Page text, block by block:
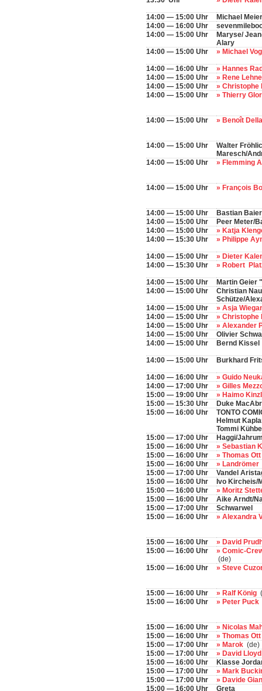
14:00 — 15:00 Uhr
Michael Meier
14:00 — 16:00 Uhr
14:00 — 15:00 Uhr
Maryse/
Alary
14:00 — 15:00 Uhr
» Michael
14:00 — 16:00 Uhr
» Hannes
14:00 — 15:00 Uhr
» Rene
14:00 — 15:00 Uhr
» Christophe
14:00 — 15:00 Uhr
» Thierry
14:00 — 15:00 Uhr » Benoît
14:00 — 15:00 Uhr
Walter
Maresch/
14:00 — 15:00 Uhr
» Flemming
14:00 — 15:00 Uhr » François
14:00 — 15:00 Uhr
Bastian
14:00 — 15:00 Uhr
Peer Meter/
14:00 — 15:00 Uhr
» Katja
14:00 — 15:30 Uhr
» Philippe
14:00 — 15:00 Uhr
» Dieter
14:00 — 15:30 Uhr
» Robert
14:00 — 15:00 Uhr
Martin Geier
14:00 — 15:00 Uhr
Christian
Schütze/
14:00 — 15:00 Uhr
» Asja
14:00 — 15:00 Uhr
» Christophe
14:00 — 15:00 Uhr
» Alexander
14:00 — 15:00 Uhr
Olivier
14:00 — 15:00 Uhr
Bernd Kissel
14:00 — 15:00 Uhr Burkhard
14:00 — 16:00 Uhr
» Guido
14:00 — 17:00 Uhr
» Gilles
15:00 — 19:00 Uhr
» Haimo
15:00 — 15:30 Uhr
Duke
15:00 — 16:00 Uhr
TONTO
Helmut
Tommi
15:00 — 17:00 Uhr
Haggi/
15:00 — 16:00 Uhr
» Sebastian
15:00 — 16:00 Uhr
» Thomas Ott
15:00 — 16:00 Uhr
» Landrömer
15:00 — 17:00 Uhr
Vandel
15:00 — 16:00 Uhr
Ivo Kircheis/
15:00 — 16:00 Uhr
» Moritz
15:00 — 16:00 Uhr
Aike Arndt/
15:00 — 17:00 Uhr
Schwarwel
15:00 — 16:00 Uhr
» Alexandra
15:00 — 16:00 Uhr
» David
15:00 — 16:00 Uhr
» Comic-
(de)
15:00 — 16:00 Uhr
» Steve
15:00 — 16:00 Uhr » Ralf König
15:00 — 16:00 Uhr
» Peter Puck
15:00 — 16:00 Uhr
» Nicolas
15:00 — 16:00 Uhr
» Thomas Ott
15:00 — 17:00 Uhr
» Marok (de)
15:00 — 17:00 Uhr
» David
15:00 — 16:00 Uhr
Klasse
15:00 — 17:00 Uhr
» Mark
15:00 — 17:00 Uhr
» Davide
15:00 — 16:00 Uhr
Greta